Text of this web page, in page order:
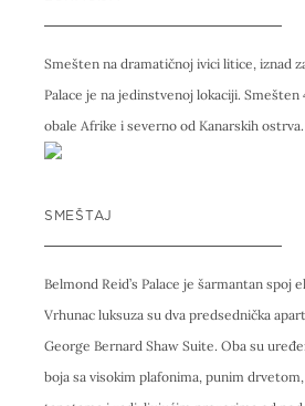
Smešten na dramatičnoj ivici litice, iznad
Palace je na jedinstvenoj lokaciji. Smešten
obale Afrike i severno od Kanarskih ostrva.
SMEŠTAJ
Belmond Reid’s Palace je šarmantan spoj
Vrhunac luksuza su dva predsednička
George Bernard Shaw Suite. Oba su
boja sa visokim plafonima, punim